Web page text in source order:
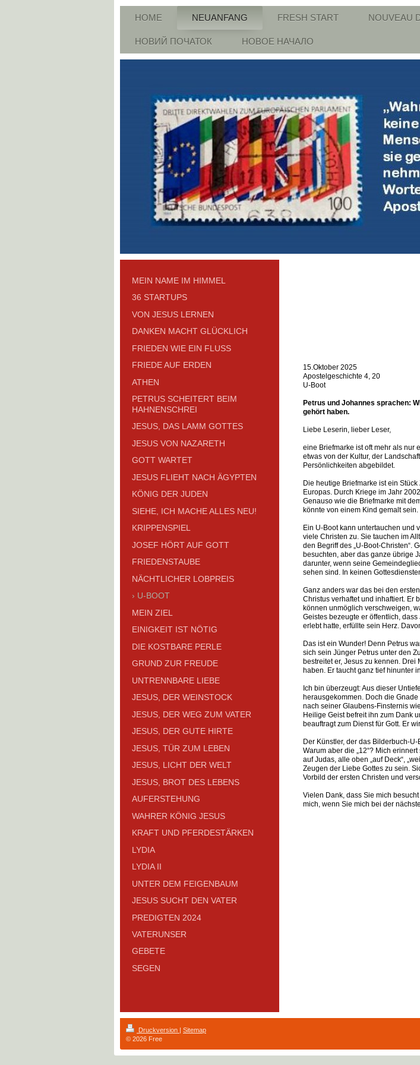
HOME NEUANFANG FRESH START NOUVEAU
НОВИЙ ПОЧАТОК НОВОЕ НАЧАЛО
15.Oktober 2025
Apostelgeschichte 4, 20
U-Boot
Petrus und Johannes sprachen:
gehört haben.
Liebe Leserin, lieber Leser,
eine Briefmarke ist oft mehr als nur
etwas von der Kultur, der
Persönlichkeiten abgebildet.
Die heutige Briefmarke ist ein
Europas. Durch Kriege im Jahr
Genauso wie die Briefmarke mit
könnte von einem Kind gemalt sein.
Ein U-Boot kann untertauchen und
viele Christen zu. Sie tauchen im
den Begriff des „U-Boot-Christen“.
besuchten, aber das ganze übrige
darunter, wenn seine
sehen sind. In keinen
Ganz anders war das bei den
Christus verhaftet und inhaftiert. Er
können unmöglich verschweigen,
Geistes bezeugte er öffentlich,
erlebt hatte, erfüllte sein Herz.
Das ist ein Wunder! Denn Petrus
sich sein Jünger Petrus unter den
bestreitet er, Jesus zu kennen.
haben. Er taucht ganz tief hinunter
Ich bin überzeugt: Aus dieser
herausgekommen. Doch die
nach seiner Glaubens-Finsternis
Heilige Geist befreit ihn zum Dank
beauftragt zum Dienst für Gott. Er
Der Künstler, der das Bilderbuch-U-
Warum aber die „12“? Mich
auf Judas, alle oben „auf Deck“,
Zeugen der Liebe Gottes zu sein.
Vorbild der ersten Christen und
Vielen Dank, dass Sie mich
mich, wenn Sie mich bei der
MEIN NAME IM HIMMEL
36 STARTUPS
VON JESUS LERNEN
DANKEN MACHT GLÜCKLICH
FRIEDEN WIE EIN FLUSS
FRIEDE AUF ERDEN
ATHEN
PETRUS SCHEITERT BEIM
HAHNENSCHREI
JESUS, DAS LAMM GOTTES
JESUS VON NAZARETH
GOTT WARTET
JESUS FLIEHT NACH ÄGYPTEN
KÖNIG DER JUDEN
SIEHE, ICH MACHE ALLES NEU!
KRIPPENSPIEL
JOSEF HÖRT AUF GOTT
FRIEDENSTAUBE
NÄCHTLICHER LOBPREIS
U-BOOT
MEIN ZIEL
EINIGKEIT IST NÖTIG
DIE KOSTBARE PERLE
GRUND ZUR FREUDE
UNTRENNBARE LIEBE
JESUS, DER WEINSTOCK
JESUS, DER WEG ZUM VATER
JESUS, DER GUTE HIRTE
JESUS, TÜR ZUM LEBEN
JESUS, LICHT DER WELT
JESUS, BROT DES LEBENS
AUFERSTEHUNG
WAHRER KÖNIG JESUS
KRAFT UND PFERDESTÄRKEN
LYDIA
LYDIA II
UNTER DEM FEIGENBAUM
JESUS SUCHT DEN VATER
PREDIGTEN 2024
VATERUNSER
GEBETE
SEGEN
Druckversion | Sitemap
© 2026 Free